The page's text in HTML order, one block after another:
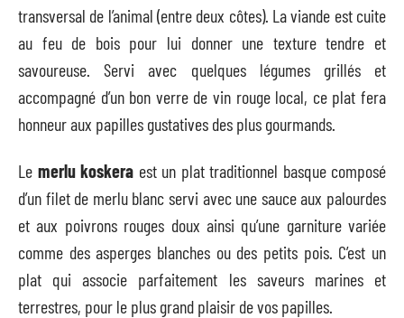
transversal de l’animal (entre deux côtes). La viande est cuite
au feu de bois pour lui donner une texture tendre et
savoureuse. Servi avec quelques légumes grillés et
accompagné d’un bon verre de vin rouge local, ce plat fera
honneur aux papilles gustatives des plus gourmands.
Le merlu koskera est un plat traditionnel basque composé
d’un filet de merlu blanc servi avec une sauce aux palourdes
et aux poivrons rouges doux ainsi qu’une garniture variée
comme des asperges blanches ou des petits pois. C’est un
plat qui associe parfaitement les saveurs marines et
terrestres, pour le plus grand plaisir de vos papilles.